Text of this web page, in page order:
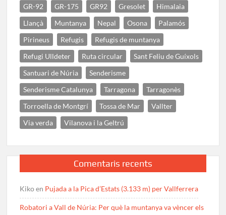
GR-92
GR-175 GR92 Gresolet
Himalaia
Llançà
Muntanya Nepal Osona
Palamós
Pirineus
Refugis
Refugis de muntanya
Refugi Ulldeter
Ruta circular
Sant Feliu de Guíxols
Santuari de Núria
Senderisme
Senderisme Catalunya
Tarragona
Tarragonès
Torroella de Montgrí
Tossa de Mar
Vallter
Via verda
Vilanova i la Geltrú
Comentaris recents
Kikoen Pujada a la Pica d’Estats (3.133 m) per Vallferrera
Robatori a Vall de Núria: Per què la muntanya va vèncer els